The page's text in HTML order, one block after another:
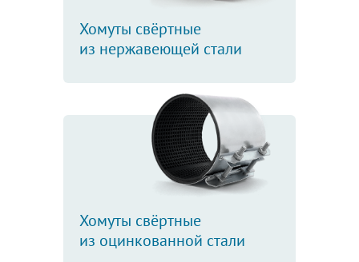
Хомуты свёртные
из нержавеющей стали
Хомуты свёртные
из оцинкованной стали